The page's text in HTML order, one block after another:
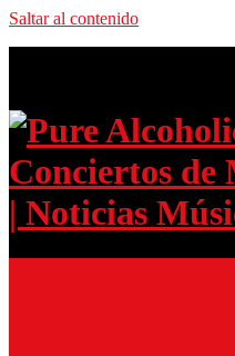
Saltar al contenido